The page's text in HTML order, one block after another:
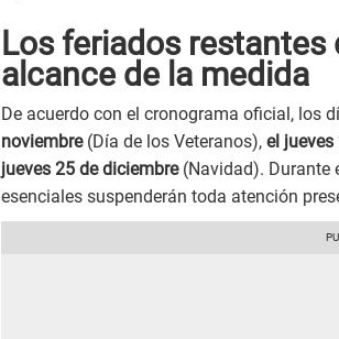
Los feriados
alcance de la medida
De acuerdo con el cronograma oficial, los
noviembre (Día de los Veteranos), el jueves
jueves 25 de diciembre(Navidad). Durante
esenciales suspenderán toda atención